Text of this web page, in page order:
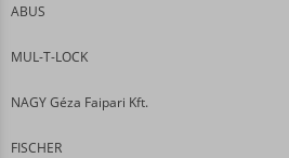
ABUS
MUL-T-LOCK
NAGY Géza Faipari Kft.
FISCHER